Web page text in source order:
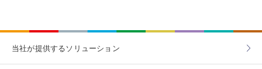
当社が提供する ソリューション